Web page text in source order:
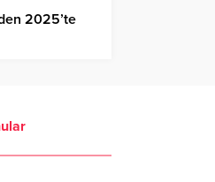
2025’te